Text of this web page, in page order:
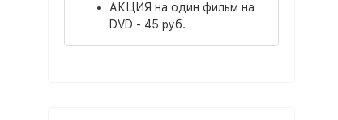
АКЦИЯ на один фильм на
DVD - 45 руб.